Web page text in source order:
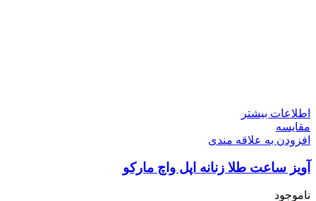
اطلاعات بیشتر
مقایسه
افزودن به علاقه مندی
آویز ساعت طلا زنانه اپل واچ مارکو
ناموجود